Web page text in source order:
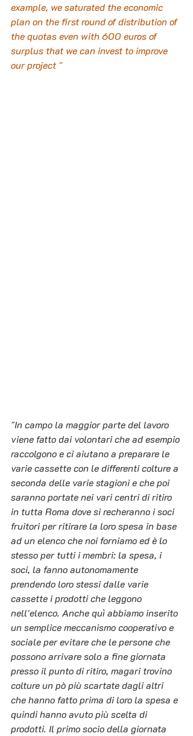
example, we saturated the economic
plan on the first round of distribution of
the quotas even with 600 euros of
surplus that we can invest to improve
our project "
"In campo la maggior parte del lavoro
viene fatto dai volontari che ad esempio
raccolgono e ci aiutano a preparare le
varie cassette con le differenti colture a
seconda delle varie stagioni e che poi
saranno portate nei vari centri di ritiro
in tutta Roma dove si recheranno i soci
fruitori per ritirare la loro spesa in base
ad un elenco che noi forniamo ed è lo
stesso per tutti i membri: la spesa, i
soci, la fanno autonomamente
prendendo loro stessi dalle varie
cassette i prodotti che leggono
nell'elenco. Anche quì abbiamo inserito
un semplice meccanismo cooperativo e
sociale per evitare che le persone che
possono arrivare solo a fine giornata
presso il punto di ritiro, magari trovino
colture un pò più scartate dagli altri
che hanno fatto prima di loro la spesa e
quindi hanno avuto più scelta di
prodotti. Il primo socio della giornata